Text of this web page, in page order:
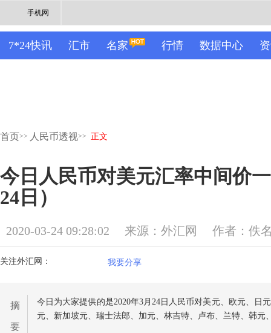
手机网
7*24快讯 汇市 名家 行情 数据中心
首页>> 人民币透视>> 正文
今日人民币对美元汇率中间价
24日）
2020-03-24 09:28:02 来源：外汇网 作者：佚
关注外汇网： 我要分享
摘
要
今日为大家提供的是2020年3月24日人民币对美元、欧元、日
元、新加坡元、瑞士法郎、加元、林吉特、卢布、兰特、韩元